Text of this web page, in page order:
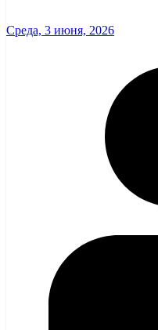
Среда, 3 июня, 2026